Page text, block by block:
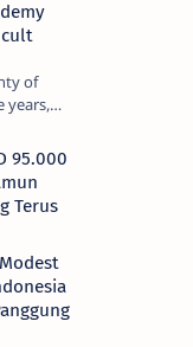
cult
of
years,
the
95.000
Terus